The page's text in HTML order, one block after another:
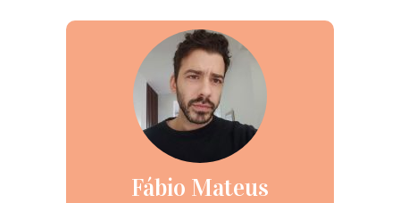
Fábio Mateus